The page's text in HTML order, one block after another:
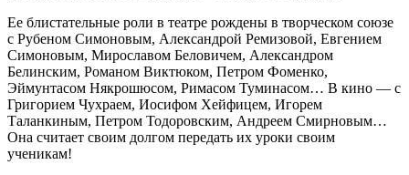
Ее блистательные роли в театре рождены в творческом союзе
с Рубеном Симоновым, Александрой Ремизовой, Евгением
Симоновым, Мирославом Беловичем, Александром
Белинским, Романом Виктюком, Петром Фоменко,
Эймунтасом Някрошюсом, Римасом Туминасом… В кино — с
Григорием Чухраем, Иосифом Хейфицем, Игорем
Таланкиным, Петром Тодоровским, Андреем Смирновым…
Она считает своим долгом передать их уроки своим
ученикам!